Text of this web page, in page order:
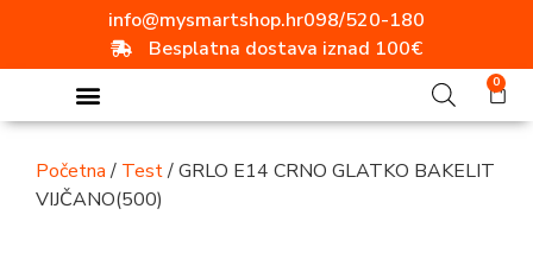
info@mysmartshop.hr098/520-180
Besplatna dostava iznad 100€
0
Početna/ Test/ GRLO E14 CRNO GLATKO BAKELIT
VIJČANO(500)